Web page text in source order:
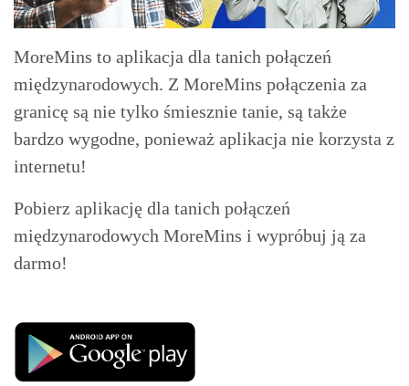
MoreMins to aplikacja dla tanich połączeń
międzynarodowych. Z MoreMins połączenia za
granicę są nie tylko śmiesznie tanie, są także
bardzo wygodne, ponieważ aplikacja nie korzysta z
internetu!
Pobierz aplikację dla tanich połączeń
międzynarodowych MoreMins i wypróbuj ją za
darmo!